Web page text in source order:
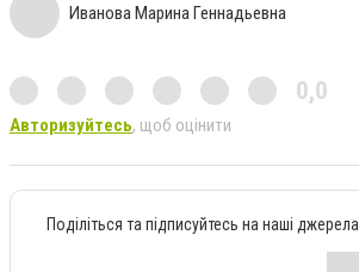
Иванова Марина Геннадьевна
0,0
Авторизуйтесь, щоб оцінити
Поділіться та підписуйтесь на наші джерела